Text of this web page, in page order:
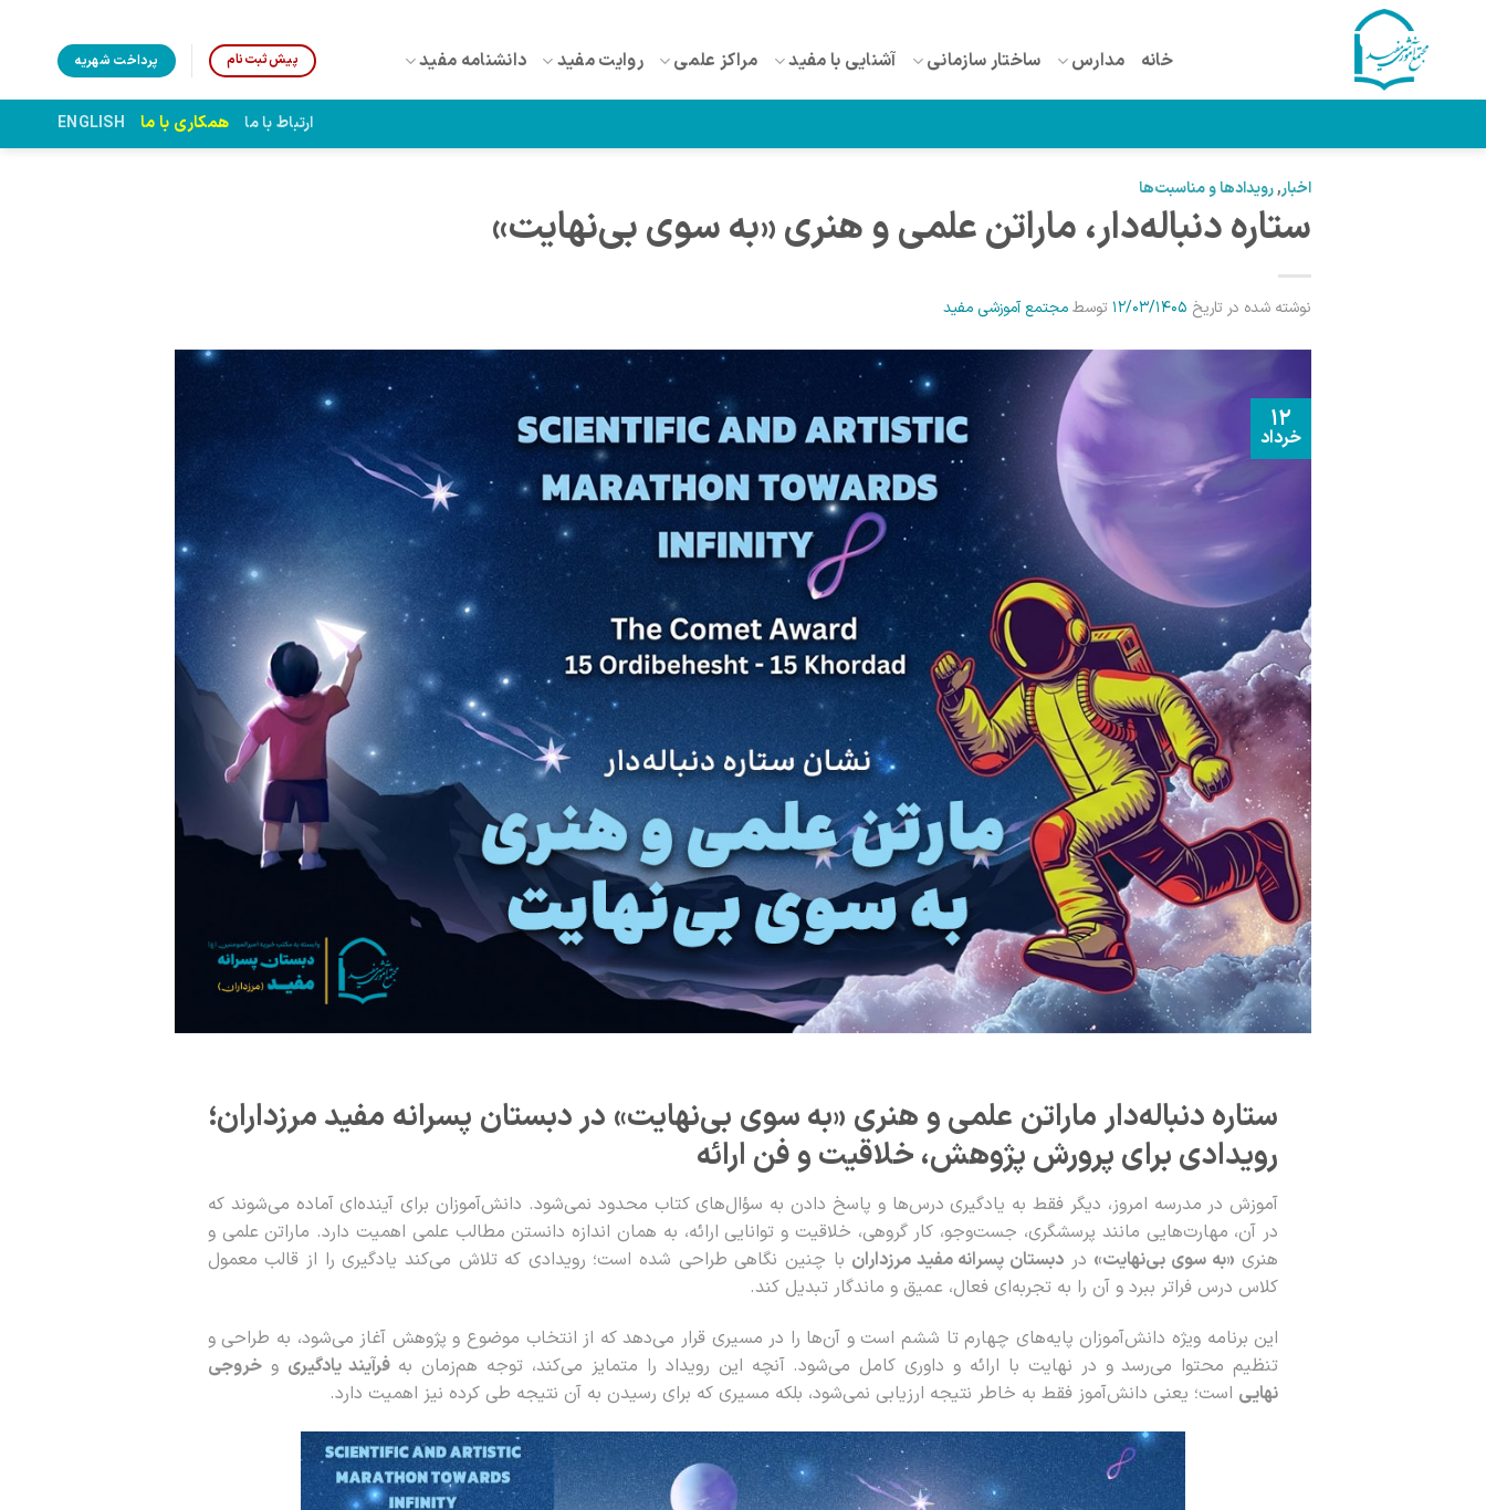
content
خانه مدارس ساختار سازمانی آشنایی با مفید مراکز علمی روایت مفید دانشنامه مفید پیش‌ثبت‌نام پرداخت شهریه
ارتباط با ما همکاری با ما ENGLISH
اخبار,رویدادها و مناسبت‌ها
ستاره دنباله‌دار، ماراتن علمی و هنری «به سوی بی‌نهایت»
نوشته شده در تاریخ 12/03/1405 توسطمجتمع آموزشی مفید
12
خرداد
ستاره دنباله‌دار ماراتن علمی و هنری «به سوی بی‌نهایت» در دبستان پسرانه مفید مرزداران؛
رویدادی برای پرورش پژوهش، خلاقیت و فن ارائه
آموزش در مدرسه امروز، دیگر فقط به یادگیری درس‌ها و پاسخ دادن به سؤال‌های کتاب محدود نمی‌شود. دانش‌آموزان برای آینده‌ای آماده می‌شوند که
در آن، مهارت‌هایی مانند پرسشگری، جست‌وجو، کار گروهی، خلاقیت و توانایی ارائه، به همان اندازه دانستن مطالب علمی اهمیت دارد. ماراتن علمی و
هنری «به سوی بی‌نهایت» در دبستان پسرانه مفید مرزداران با چنین نگاهی طراحی شده است؛ رویدادی که تلاش می‌کند یادگیری را از قالب معمول
کلاس درس فراتر ببرد و آن را به تجربه‌ای فعال، عمیق و ماندگار تبدیل کند.
این برنامه ویژه دانش‌آموزان پایه‌های چهارم تا ششم است و آن‌ها را در مسیری قرار می‌دهد که از انتخاب موضوع و پژوهش آغاز می‌شود، به طراحی و
تنظیم محتوا می‌رسد و در نهایت با ارائه و داوری کامل می‌شود. آنچه این رویداد را متمایز می‌کند، توجه هم‌زمان بهفرآیند یادگیری وخروجی
نهایی است؛ یعنی دانش‌آموز فقط به خاطر نتیجه ارزیابی نمی‌شود، بلکه مسیری که برای رسیدن به آن نتیجه طی کرده نیز اهمیت دارد.